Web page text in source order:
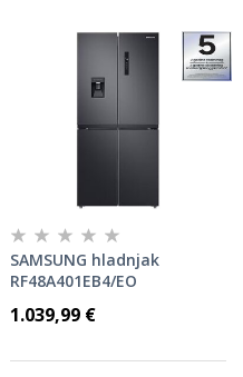
SAMSUNG hladnjak
RF48A401EB4/EO
1.039,99 €